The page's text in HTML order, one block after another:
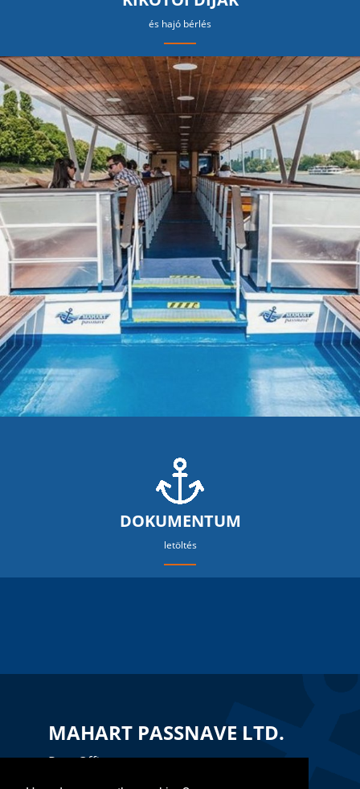
és hajó bérlés
DOKUMENTUM
letöltés
MAHART PASSNAVE LTD.
Port Office